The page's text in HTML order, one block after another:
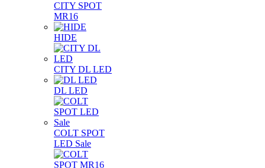
CITY SPOT
MR16
HIDE
CITY DL LED
DL LED
COLT SPOT
LED Sale